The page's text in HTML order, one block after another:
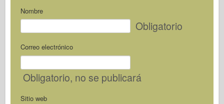
Nombre
Obligatorio
Correo electrónico
Obligatorio, no se publicará
Sitio web